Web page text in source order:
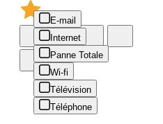
E-mail
Internet
Panne Totale
Wi-fi
Télévision
Téléphone